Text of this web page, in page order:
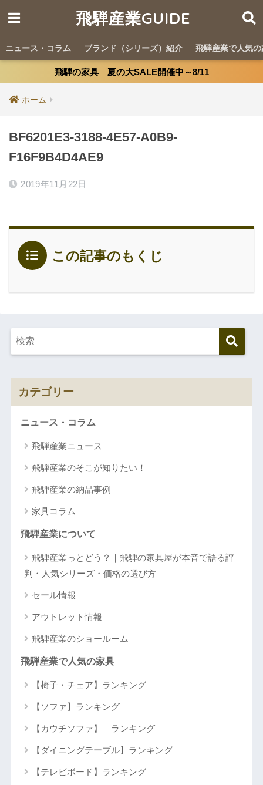
飛騨産業GUIDE
ニュース・コラム ブランド（シリーズ）紹介 飛騨産業で人気の
飛騨の家具 夏の大SALE開催中～8/11
ホーム
BF6201E3-3188-4E57-A0B9-
F16F9B4D4AE9
2019年11月22日
この記事のもくじ
カテゴリー
ニュース・コラム
飛騨産業ニュース
飛騨産業のそこが知りたい！
飛騨産業の納品事例
家具コラム
飛騨産業について
飛騨産業っとどう？｜飛騨の家具屋が本音で語る評
判・人気シリーズ・価格の選び方
セール情報
アウトレット情報
飛騨産業のショールーム
飛騨産業で人気の家具
【椅子・チェア】ランキング
【ソファ】ランキング
【カウチソファ】 ランキング
【ダイニングテーブル】ランキング
【テレビボード】ランキング